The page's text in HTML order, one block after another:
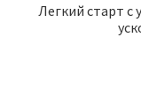
Легкий старт с